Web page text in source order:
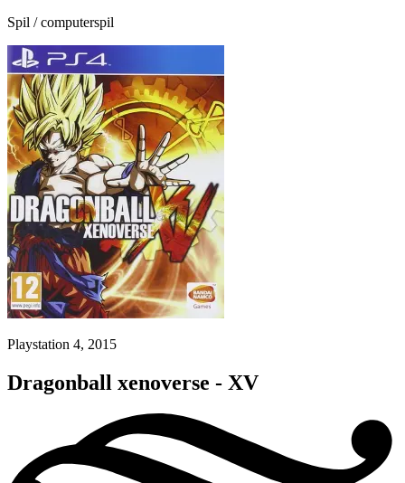
Spil / computerspil
Playstation 4, 2015
Dragonball xenoverse - XV